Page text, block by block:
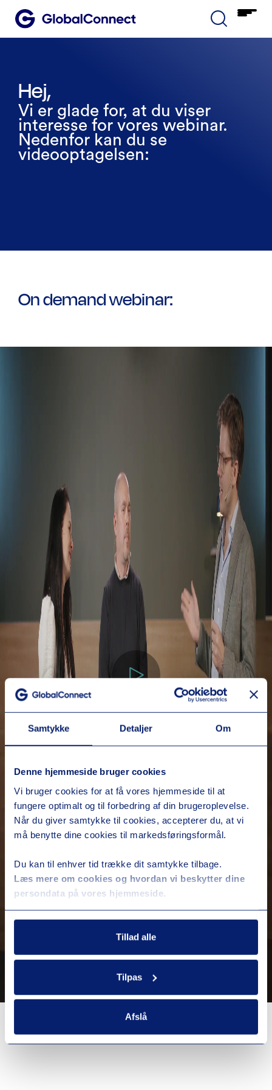
Samtykke Detaljer Om
Denne hjemmeside bruger cookies
Vi bruger cookies for at få vores hjemmeside til at
fungere optimalt og til forbedring af din brugeroplevelse.
Når du giver samtykke til cookies, accepterer du, at vi
må benytte dine cookies til markedsføringsformål.
Du kan til enhver tid trække dit samtykke tilbage.
Læs mere om cookies og hvordan vi beskytter dine
persondata på vores hjemmeside.
Tillad alle
Tilpas
Afslå
Hej,
Vi er glade for, at du viser
interesse for vores webinar.
Nedenfor kan du se
videooptagelsen:
On demand webinar: